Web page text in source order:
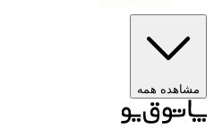
مشاهده همه